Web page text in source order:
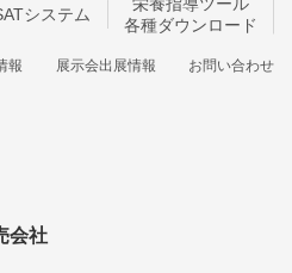
システム
各種ダウンロード
報 展示会出展情報
お問い合わせ
会社